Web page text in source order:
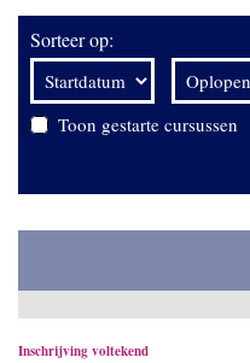
Sorteer op:
Toon gestarte cursussen
Inschrijving voltekend